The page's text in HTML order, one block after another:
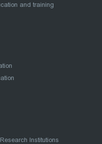
and training
Institutions